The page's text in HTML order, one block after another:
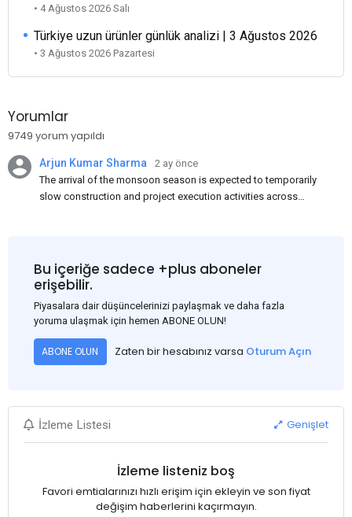
• 4 Ağustos 2026 Salı
Türkiye uzun ürünler günlük analizi | 3 Ağustos 2026
• 3 Ağustos 2026 Pazartesi
Yorumlar
9749 yorum yapıldı
Arjun Kumar Sharma
2 ay önce
The arrival of the monsoon season is expected to temporarily
slow construction and project execution activities across
and rural construction projects is expected to provide support
to the market despite seasonal disruptions caused by heavy
rainfall.
Bu içeriğe sadece +plus aboneler
erişebilir.
Piyasalara dair düşüncelerinizi paylaşmak ve daha fazla
yoruma ulaşmak için hemen ABONE OLUN!
ABONE OLUN Zaten bir hesabınız varsa Oturum Açın
İzleme Listesi Genişlet
İzleme listeniz boş
Favori emtialarınızı hızlı erişim için ekleyin ve son fiyat
değişim haberlerini kaçırmayın.